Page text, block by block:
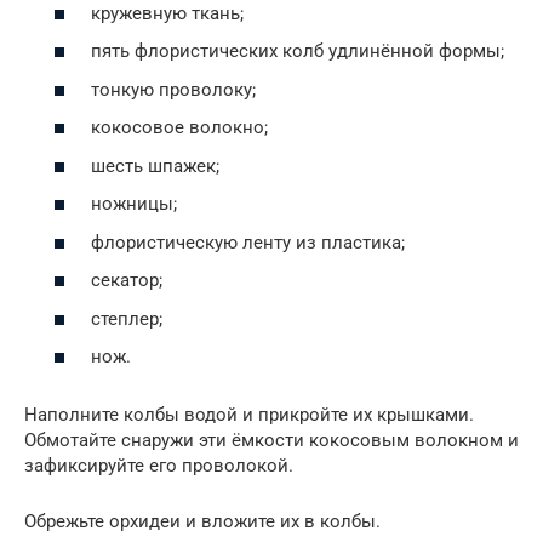
кружевную ткань;
пять флористических колб удлинённой формы;
тонкую проволоку;
кокосовое волокно;
шесть шпажек;
ножницы;
флористическую ленту из пластика;
секатор;
степлер;
нож.
Наполните колбы водой и прикройте их крышками.
Обмотайте снаружи эти ёмкости кокосовым волокном и
зафиксируйте его проволокой.
Обрежьте орхидеи и вложите их в колбы.